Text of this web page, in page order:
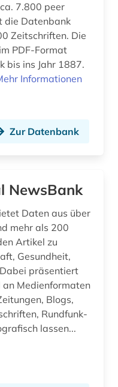
bosnien und herzegowina (2)
7.800 peer
die Datenbank
Zeitschriften. Die
PDF-Format
bis ins Jahr 1887.
Informationen
Zur Datenbank
NewsBank
Daten aus über
mehr als 200
Artikel zu
Gesundheit,
präsentiert
Medienformaten
Blogs,
Rundfunk-
und Videos. Geografisch lassen...